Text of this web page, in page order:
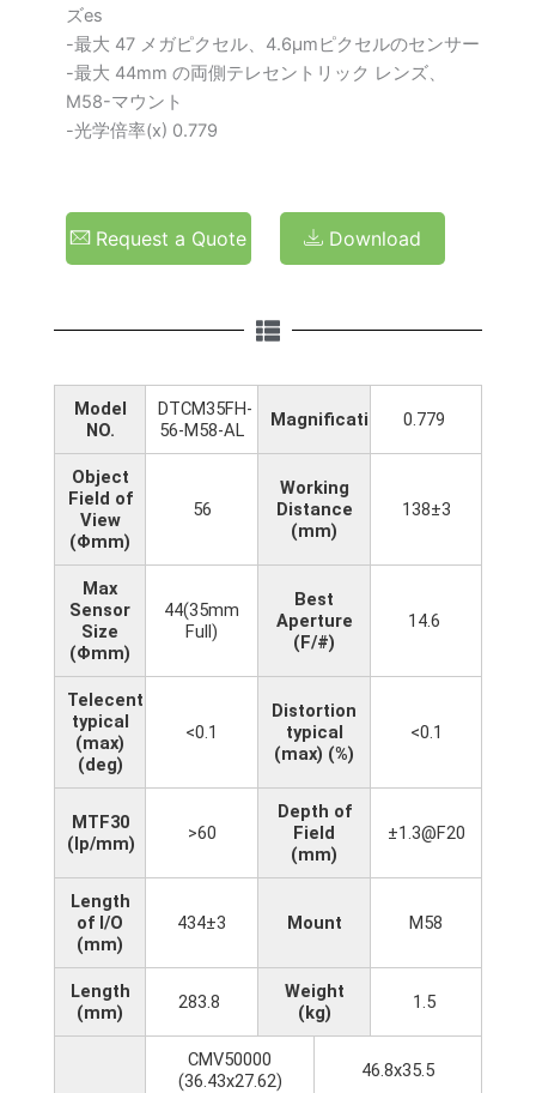
ズes
-最大 47 メガピクセル、4.6μmピクセルのセンサー
-最大 44mm の両側テレセントリック レンズ、
M58-マウント
-光学倍率(x) 0.779
Request a Quote Download
Model
NO.
DTCM35FH-
56-M58-AL
Magnification(x)0.779
Object
Field of
View
(Φmm)
56
Working
Distance
(mm)
138±3
Max
Sensor
Size
(Φmm)
44(35mm
Full)
Best
Aperture
(F/#)
14.6
Telecentricity
typical
(max)
(deg)
<0.1
Distortion
typical
(max) (%)
<0.1
MTF30
(lp/mm)
>60
Depth of
Field
(mm)
±1.3@F20
Length
of I/O
(mm)
434±3 Mount M58
Length
(mm)
283.8
Weight
(kg)
1.5
CMV50000
(36.43x27.62)
46.8x35.5